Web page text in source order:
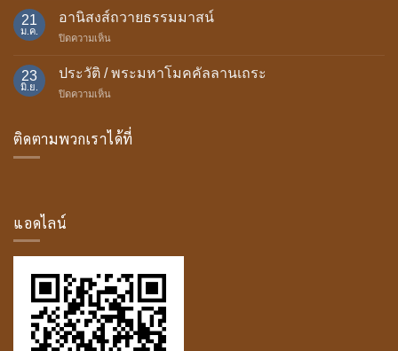
พรรษา
ของ
21
ม.ค.
อานิสงส์ถวายธรรมมาสน์
ปิดความเห็น
ถวาย
มา
23
มิ.ย.
ประวัติ / พระมหาโมคคัลลานเถระ
ปิดความเห็น
พระ
ติดตามพวกเราได้ที่
แอดไลน์